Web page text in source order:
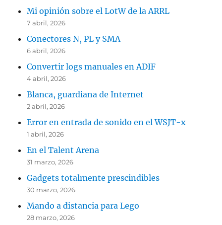
Mi opinión sobre el LotW de la ARRL
7 abril, 2026
Conectores N, PL y SMA
6 abril, 2026
Convertir logs manuales en ADIF
4 abril, 2026
Blanca, guardiana de Internet
2 abril, 2026
Error en entrada de sonido en el WSJT-x
1 abril, 2026
En el Talent Arena
31 marzo, 2026
Gadgets totalmente prescindibles
30 marzo, 2026
Mando a distancia para Lego
28 marzo, 2026